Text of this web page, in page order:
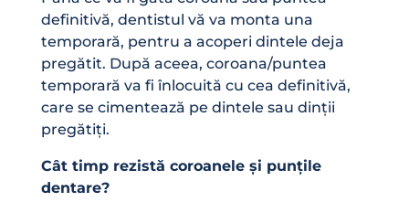
definitivă, dentistul vă va monta una
temporară, pentru a acoperi dintele deja
pregătit. După aceea, coroana/puntea
temporară va fi înlocuită cu cea definitivă,
care se cimentează pe dintele sau dinții
pregătiți.
Cât timp rezistă coroanele și punțile
dentare?